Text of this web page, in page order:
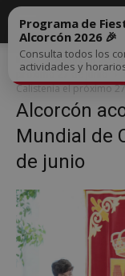
Inicio
Alcorcón
próximo 27 de junio
Calistenia el próximo
Alcorcón
Mundial de
de junio
Programa de
Alcorcón 2026 🎉
Consulta todos los
actividades y